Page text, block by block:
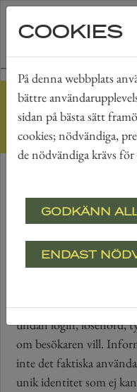
Hem Cookies
COOKIES
Enligt lagen om
måste vi informera dig
ge bra service.
ditt nuvarande besök
undan login, lösenord,
om besökaren vill.
inte det faktiska
unik identitet som ej
COOKIES
På denna webbplats
bättre
sidan på bästa sätt
cookies; nödvändiga,
de nödvändiga krävs
GODKÄNN
ENDAST